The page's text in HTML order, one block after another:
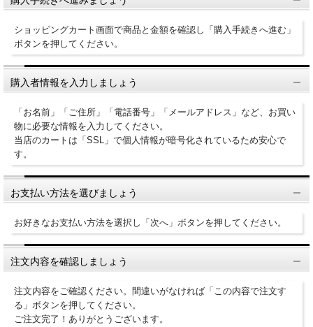
ショッピングカート画面で商品と金額を確認し「購入手続きへ進む」
ボタンを押してください。
購入者情報を入力しましょう
「お名前」「ご住所」「電話番号」「メールアドレス」など、お買い
物に必要な情報を入力してください。
当店のカートは「SSL」で個人情報が暗号化されているため安心で
す。
お支払い方法を選びましょう
お好きなお支払い方法を選択し「次へ」ボタンを押してください。
注文内容を確認しましょう
注文内容をご確認ください。間違いがなければ「この内容で注文す
る」ボタンを押してください。
ご注文完了！ありがとうございます。